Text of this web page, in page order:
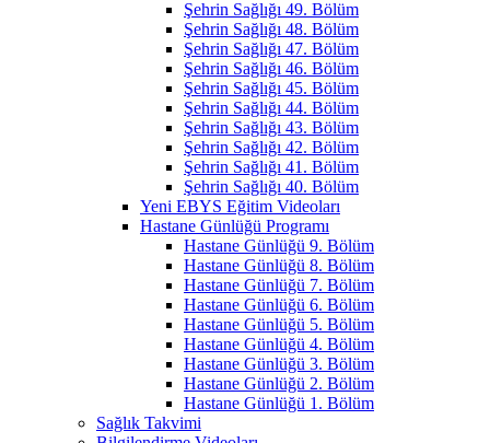
Şehrin Sağlığı 49. Bölüm
Şehrin Sağlığı 48. Bölüm
Şehrin Sağlığı 47. Bölüm
Şehrin Sağlığı 46. Bölüm
Şehrin Sağlığı 45. Bölüm
Şehrin Sağlığı 44. Bölüm
Şehrin Sağlığı 43. Bölüm
Şehrin Sağlığı 42. Bölüm
Şehrin Sağlığı 41. Bölüm
Şehrin Sağlığı 40. Bölüm
Yeni EBYS Eğitim Videoları
Hastane Günlüğü Programı
Hastane Günlüğü 9. Bölüm
Hastane Günlüğü 8. Bölüm
Hastane Günlüğü 7. Bölüm
Hastane Günlüğü 6. Bölüm
Hastane Günlüğü 5. Bölüm
Hastane Günlüğü 4. Bölüm
Hastane Günlüğü 3. Bölüm
Hastane Günlüğü 2. Bölüm
Hastane Günlüğü 1. Bölüm
Sağlık Takvimi